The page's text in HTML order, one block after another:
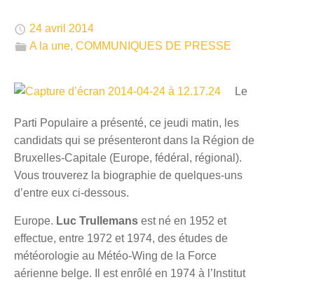
🕔 24 avril 2014
📁 A la une, COMMUNIQUES DE PRESSE
Le
Parti Populaire a présenté, ce jeudi matin, les
candidats qui se présenteront dans la Région de
Bruxelles-Capitale (Europe, fédéral, régional).
Vous trouverez la biographie de quelques-uns
d’entre eux ci-dessous.
Europe. Luc Trullemans est né en 1952 et
effectue, entre 1972 et 1974, des études de
météorologie au Météo-Wing de la Force
aérienne belge. Il est enrôlé en 1974 à l’Institut